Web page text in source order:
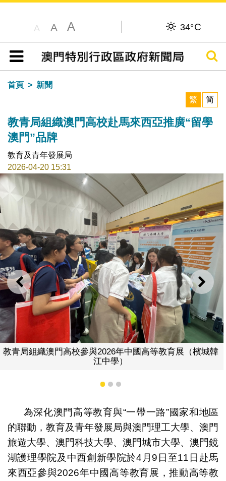
A A A 34°C
目錄
搜尋
首頁
新聞
繁
简
教青局組織澳門高校赴馬來西亞推廣“留學
澳門”品牌
教育及青年發展局
2026-04-20 15:31
上一則 下一
中國高等教育展（檳城韓
教青局組織澳門高校參與
1 2 3
為深化澳門高等教育與“一帶一路”國家和地區
的聯動，教育及青年發展局與澳門理工大學、澳門
旅遊大學、澳門科技大學、澳門城市大學、澳門鏡
湖護理學院及中西創新學院於4月9日至11日赴馬
來西亞參與2026年中國高等教育展，推動高等教